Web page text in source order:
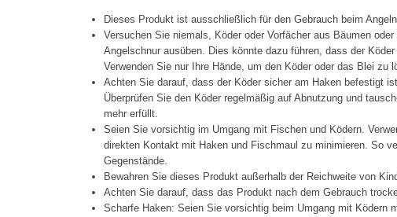
Dieses Produkt ist ausschließlich für den Gebrauch beim
Versuchen Sie niemals, Köder oder Vorfächer aus Bäumen
Angelschnur ausüben. Dies könnte dazu führen, dass der
Verwenden Sie nur Ihre Hände, um den Köder oder das Blei zu
Achten Sie darauf, dass der Köder sicher am Haken befestigt
Überprüfen Sie den Köder regelmäßig auf Abnutzung und
mehr erfüllt.
Seien Sie vorsichtig im Umgang mit Fischen und Ködern.
direkten Kontakt mit Haken und Fischmaul zu minimieren. So
Gegenstände.
Bewahren Sie dieses Produkt außerhalb der Reichweite von
Achten Sie darauf, dass das Produkt nach dem Gebrauch
Scharfe Haken: Seien Sie vorsichtig beim Umgang mit Ködern